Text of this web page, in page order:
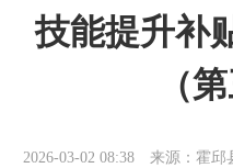
技能提升补
（
2026-03-02 08:38 来源：霍邱